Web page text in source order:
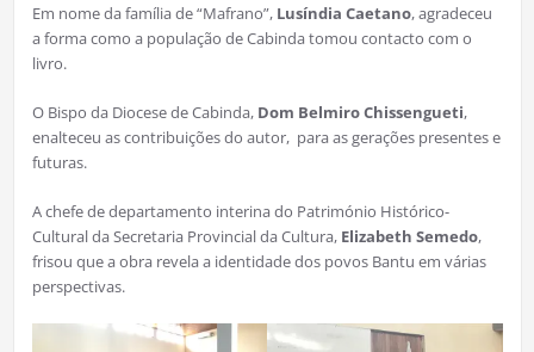
Em nome da família de “Mafrano”, Lusíndia Caetano, agradeceu
a forma como a população de Cabinda tomou contacto com o
livro.
O Bispo da Diocese de Cabinda, Dom Belmiro Chissengueti,
enalteceu as contribuições do autor, para as gerações presentes e
futuras.
A chefe de departamento interina do Património Histórico-
Cultural da Secretaria Provincial da Cultura, Elizabeth Semedo,
frisou que a obra revela a identidade dos povos Bantu em várias
perspectivas.